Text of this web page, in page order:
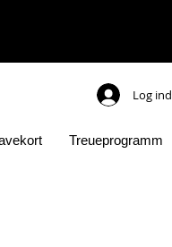
Log ind
Treueprogramm